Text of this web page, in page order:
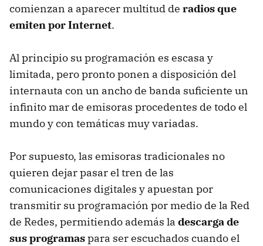
comienzan a aparecer multitud de radios que
emiten por Internet.
Al principio su programación es escasa y
limitada, pero pronto ponen a disposición del
internauta con un ancho de banda suficiente un
infinito mar de emisoras procedentes de todo el
mundo y con temáticas muy variadas.
Por supuesto, las emisoras tradicionales no
quieren dejar pasar el tren de las
comunicaciones digitales y apuestan por
transmitir su programación por medio de la Red
de Redes, permitiendo además la descarga de
sus programaspara ser escuchados cuando el